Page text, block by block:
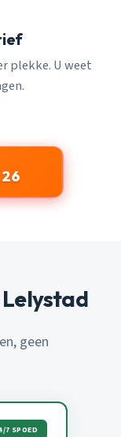
plekke. U weet
geen
7 SPOED